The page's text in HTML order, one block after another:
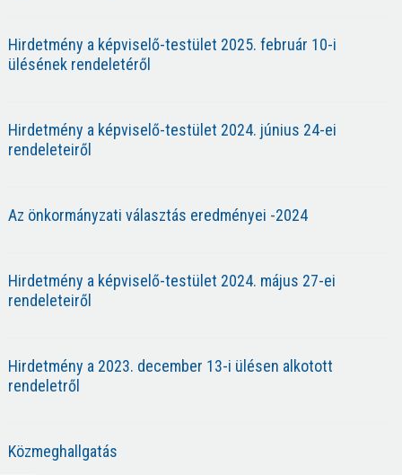
Hirdetmény a képviselő-testület 2025. február 10-i
ülésének rendeletéről
Hirdetmény a képviselő-testület 2024. június 24-ei
rendeleteiről
Az önkormányzati választás eredményei -2024
Hirdetmény a képviselő-testület 2024. május 27-ei
rendeleteiről
Hirdetmény a 2023. december 13-i ülésen alkotott
rendeletről
Közmeghallgatás